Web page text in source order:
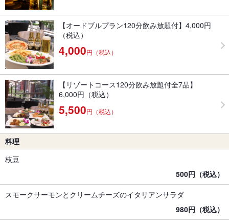
【オードブルプラン120分飲み放題付】4,000円
（税込）
4,000円（税込）
【リゾートコース120分飲み放題付全7品】
6,000円（税込）
5,500円（税込）
料理
枝豆
500円（税込）
スモークサーモンとクリームチーズのイタリアンサラダ
980円（税込）